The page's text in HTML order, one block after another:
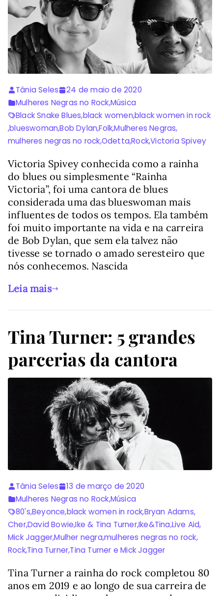
Tânia Seles
24 de maio de 2020
Mulheres Negras no Rock,Música
Black Snake Blues,black women,black women in rock
,blueswoman,Bob Dylan,Folk,Mulheres Negras,
mulheres negras no rock,Odetta,Rock,Victoria Spivey
Victoria Spivey conhecida como a rainha
do blues ou simplesmente “Rainha
Victoria”, foi uma cantora de blues
considerada uma das blueswoman mais
influentes de todos os tempos. Ela também
foi muito importante na vida e na carreira
de Bob Dylan, que sem ela talvez não
tivesse se tornado o amado seresteiro que
nós conhecemos. Nascida
Leia mais
Tina Turner: 5 grandes
parcerias da cantora
Tânia Seles
13 de março de 2020
Mulheres Negras no Rock,Música
80's,Beyonce,black women in rock,Bryan Adams,
Cher,David Bowie,Ike & Tina Turner,Ike&Tina,Live Aid,
Mick Jagger,Mulher negra,mulheres negras no rock,
Rock,Tina Turner,Tina Turner e Mick Jagger
Tina Turner a rainha do rock completou 80
anos em 2019 e ao longo de sua carreira de